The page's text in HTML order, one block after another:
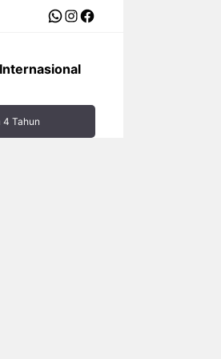
WhatsApp
Instagram
Facebook
Internasional
Tahun